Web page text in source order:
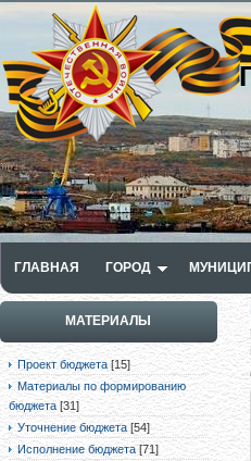
ГЛАВНАЯ ГОРОД
МАТЕРИАЛЫ
Проект бюджета [15]
Материалы по формированию
бюджета [31]
Уточнение бюджета [54]
Исполнение бюджета [71]